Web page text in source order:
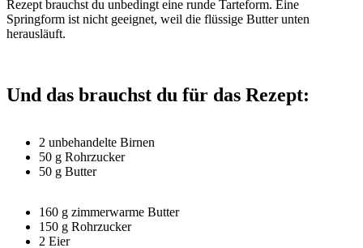
Rezept brauchst du unbedingt eine runde Tarteform. Eine
Springform ist nicht geeignet, weil die flüssige Butter unten
herausläuft.
Und das brauchst du für das Rezept:
2 unbehandelte Birnen
50 g Rohrzucker
50 g Butter
160 g zimmerwarme Butter
150 g Rohrzucker
2 Eier